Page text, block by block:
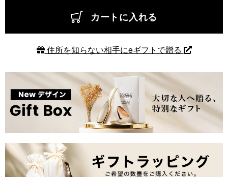
カートに入れる
住所を知らない相手にeギフトで贈る